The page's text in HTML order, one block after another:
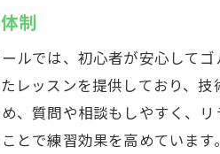
他のスクールとの
低価格で質の高いレ
初めての方でも安心
制
ルでは、初心者が安心して
レッスンを提供しており、
、質問や相談もしやすく、
とで練習効果を高めていま